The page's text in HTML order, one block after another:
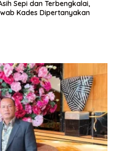
Sepi dan Terbengkalai,
Kades Dipertanyakan